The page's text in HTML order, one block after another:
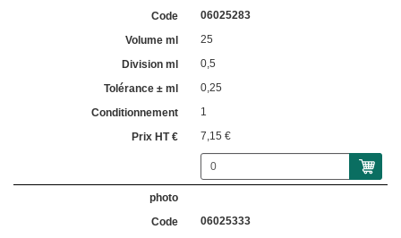
06025283
25
0,5
0,25
1
7,15 €
06025333